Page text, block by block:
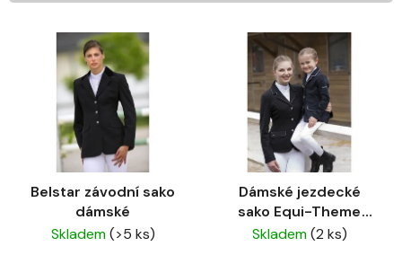
Belstar závodní sako
dámské
Skladem(>5 ks)
Dámské jezdecké
sako Equi-Theme
Classic
Skladem(2 ks)